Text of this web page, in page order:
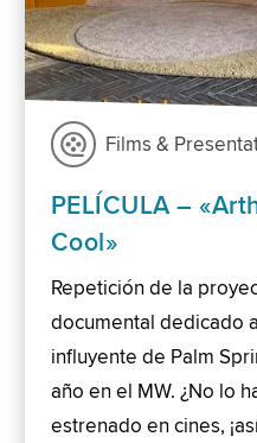
Films &
PELÍCULA –
Cool»
Repetición de la
documental dedicado
influyente de Palm
año en el MW. ¿No lo
estrenado en cines,